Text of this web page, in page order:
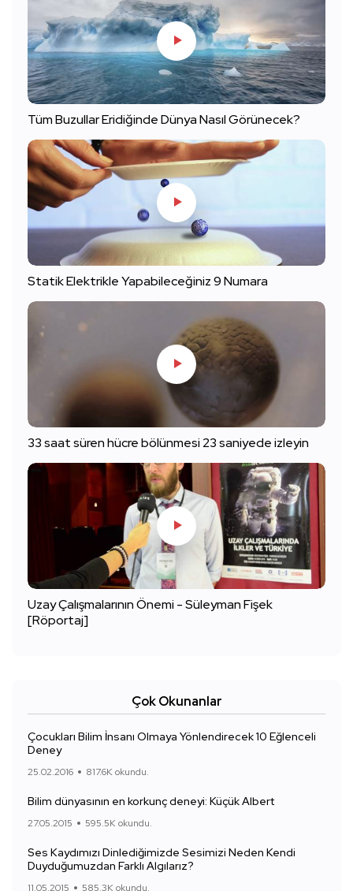
Tüm Buzullar Eridiğinde Dünya Nasıl Görünecek?
Statik Elektrikle Yapabileceğiniz 9 Numara
33 saat süren hücre bölünmesi 23 saniyede izleyin
Uzay Çalışmalarının Önemi - Süleyman Fişek
[Röportaj]
Çok Okunanlar
Çocukları Bilim İnsanı Olmaya Yönlendirecek 10 Eğlenceli
Deney
25.02.2016 817.6K okundu.
Bilim dünyasının en korkunç deneyi: Küçük Albert
27.05.2015 595.5K okundu.
Ses Kaydımızı Dinlediğimizde Sesimizi Neden Kendi
Duyduğumuzdan Farklı Algılarız?
11.05.2015 585.3K okundu.